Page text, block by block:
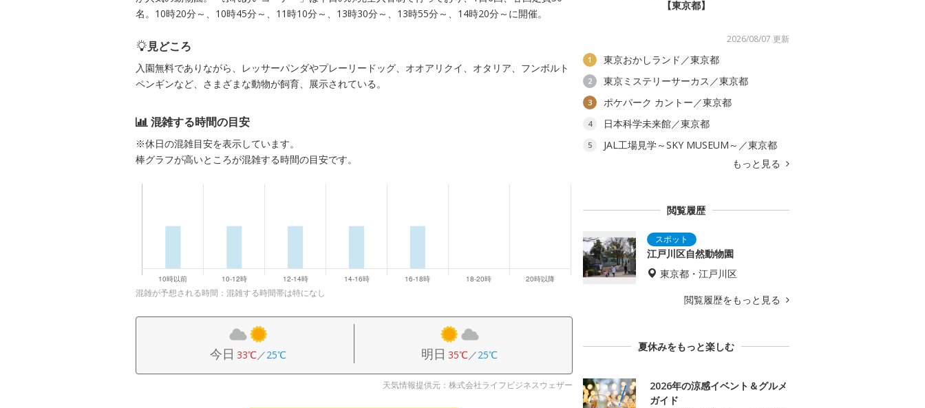
名。10時20分～、10時45分～、11時10分～、13時30分～、13時55分～、14時20分～に開催。
見どころ
入園無料でありながら、レッサーパンダやプレーリードッグ、オオアリクイ、オタリア、フンボルト
ペンギンなど、さまざまな動物が飼育、展示されている。
混雑する時間の目安
※休日の混雑目安を表示しています。
棒グラフが高いところが混雑する時間の目安です。
混雑が予想される時間：混雑する時間帯は特になし
今日 33℃／25℃ 明日 35℃／25℃
天気情報提供元：株式会社ライフビジネスウェザー
【東京都】
2026/08/07 更新
1 東京おかしランド／東京都
2 東京ミステリーサーカス／東京都
3 ポケパーク カントー／東京都
4 日本科学未来館／東京都
5
JAL工場見学～SKY MUSEUM～／東京都
もっと見る
閲覧履歴
江戸川区自然動物園
東京都・江戸川区
閲覧履歴をもっと見る
夏休みをもっと楽しむ
2026年の涼感イベント＆グルメ
ガイド